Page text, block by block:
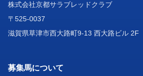
株式会社京都サラブレッドクラブ
〒525-0037
滋賀県草津市西大路町9-13 西大路ビル 2F
募集馬について